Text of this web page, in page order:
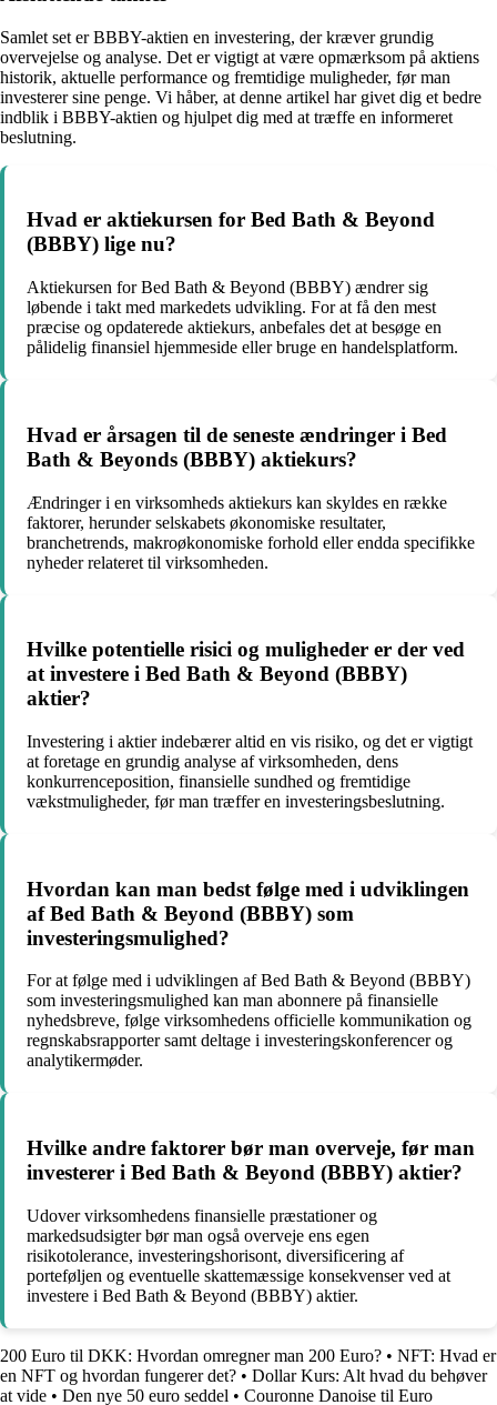
Samlet set er BBBY-aktien en investering, der kræver grundig
overvejelse og analyse. Det er vigtigt at være opmærksom på aktiens
historik, aktuelle performance og fremtidige muligheder, før man
investerer sine penge. Vi håber, at denne artikel har givet dig et bedre
indblik i BBBY-aktien og hjulpet dig med at træffe en informeret
beslutning.
Hvad er aktiekursen for Bed Bath & Beyond
(BBBY) lige nu?
Aktiekursen for Bed Bath & Beyond (BBBY) ændrer sig
løbende i takt med markedets udvikling. For at få den mest
præcise og opdaterede aktiekurs, anbefales det at besøge en
pålidelig finansiel hjemmeside eller bruge en handelsplatform.
Hvad er årsagen til de seneste ændringer i Bed
Bath & Beyonds (BBBY) aktiekurs?
Ændringer i en virksomheds aktiekurs kan skyldes en række
faktorer, herunder selskabets økonomiske resultater,
branchetrends, makroøkonomiske forhold eller endda specifikke
nyheder relateret til virksomheden.
Hvilke potentielle risici og muligheder er der ved
at investere i Bed Bath & Beyond (BBBY)
aktier?
Investering i aktier indebærer altid en vis risiko, og det er vigtigt
at foretage en grundig analyse af virksomheden, dens
konkurrenceposition, finansielle sundhed og fremtidige
vækstmuligheder, før man træffer en investeringsbeslutning.
Hvordan kan man bedst følge med i udviklingen
af Bed Bath & Beyond (BBBY) som
investeringsmulighed?
For at følge med i udviklingen af Bed Bath & Beyond (BBBY)
som investeringsmulighed kan man abonnere på finansielle
nyhedsbreve, følge virksomhedens officielle kommunikation og
regnskabsrapporter samt deltage i investeringskonferencer og
analytikermøder.
Hvilke andre faktorer bør man overveje, før man
investerer i Bed Bath & Beyond (BBBY) aktier?
Udover virksomhedens finansielle præstationer og
markedsudsigter bør man også overveje ens egen
risikotolerance, investeringshorisont, diversificering af
porteføljen og eventuelle skattemæssige konsekvenser ved at
investere i Bed Bath & Beyond (BBBY) aktier.
200 Euro til DKK: Hvordan omregner man 200 Euro? • NFT: Hvad er
en NFT og hvordan fungerer det? • Dollar Kurs: Alt hvad du behøver
at vide • Den nye 50 euro seddel • Couronne Danoise til Euro